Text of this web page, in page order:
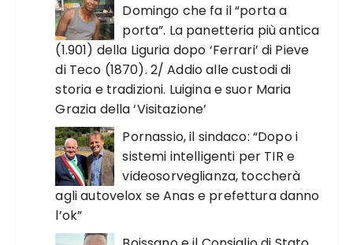
Domingo che fa il “porta a
porta”. La panetteria più antica
(1.901) della Liguria dopo ‘Ferrari’ di Pieve
di Teco (1870). 2/ Addio alle custodi di
storia e tradizioni. Luigina e suor Maria
Grazia della ‘Visitazione’
Pornassio, il sindaco: “Dopo i
sistemi intelligenti per TIR e
videosorveglianza, toccherà
agli autovelox se Anas e prefettura danno
l’ok”